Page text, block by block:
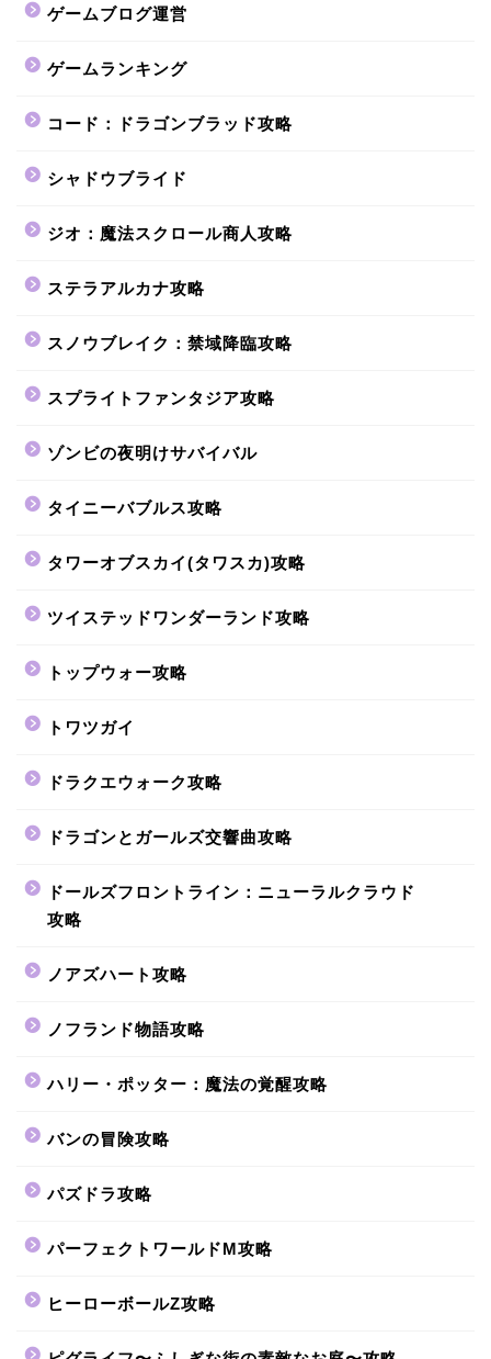
ゲームブログ運営
ゲームランキング
コード：ドラゴンブラッド攻略
シャドウブライド
ジオ：魔法スクロール商人攻略
ステラアルカナ攻略
スノウブレイク：禁域降臨攻略
スプライトファンタジア攻略
ゾンビの夜明けサバイバル
タイニーバブルス攻略
タワーオブスカイ(タワスカ)攻略
ツイステッドワンダーランド攻略
トップウォー攻略
トワツガイ
ドラクエウォーク攻略
ドラゴンとガールズ交響曲攻略
ドールズフロントライン：ニューラルクラウド
攻略
ノアズハート攻略
ノフランド物語攻略
ハリー・ポッター：魔法の覚醒攻略
バンの冒険攻略
パズドラ攻略
パーフェクトワールドM攻略
ヒーローボールZ攻略